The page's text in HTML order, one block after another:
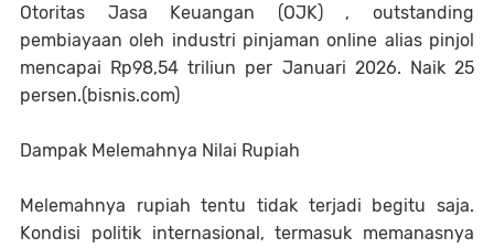
Otoritas Jasa Keuangan (OJK) , outstanding
pembiayaan oleh industri pinjaman online alias pinjol
mencapai Rp98,54 triliun per Januari 2026. Naik 25
persen.(bisnis.com)
Dampak Melemahnya Nilai Rupiah
Melemahnya rupiah tentu tidak terjadi begitu saja.
Kondisi politik internasional, termasuk memanasnya